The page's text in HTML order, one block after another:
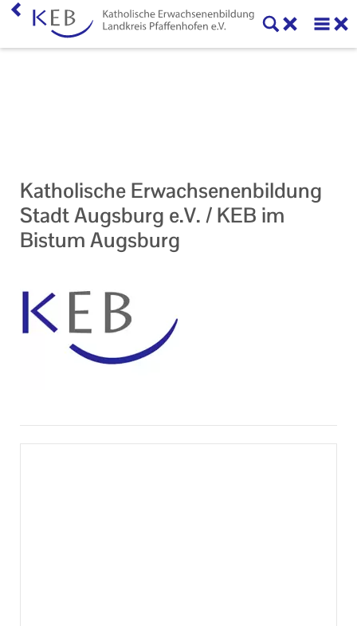
Katholische Erwachsenenbildung
Stadt Augsburg e.V. / KEB im
Bistum Augsburg
Ihr Kontakt zu uns
Impressum